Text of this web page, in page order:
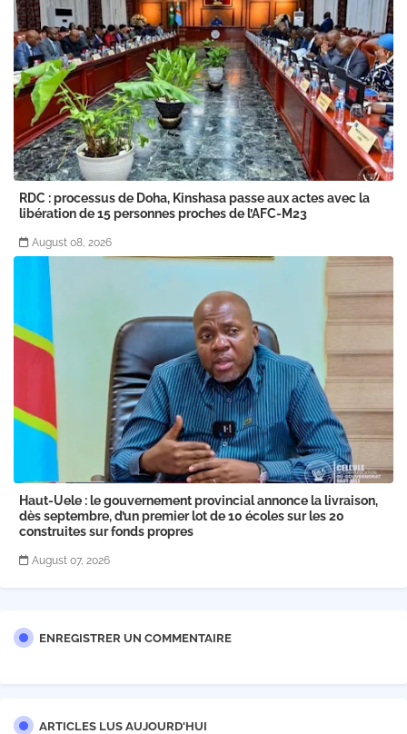
RDC : processus de Doha, Kinshasa passe aux actes avec la
libération de 15 personnes proches de l’AFC-M23
August 08, 2026
Haut-Uele : le gouvernement provincial annonce la livraison,
dès septembre, d’un premier lot de 10 écoles sur les 20
construites sur fonds propres
August 07, 2026
ENREGISTRER UN COMMENTAIRE
ARTICLES LUS AUJOURD'HUI